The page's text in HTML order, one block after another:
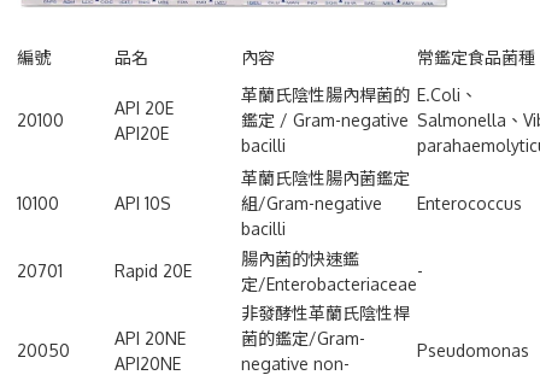
編號 品名 內容 常鑑定食品菌種
20100
API 20E
API20E
革蘭氏陰性腸內桿菌的
鑑定 / Gram-negative
bacilli
E.Coli、
Salmonella、
10100 API 10S
革蘭氏陰性腸內菌鑑定
組/Gram-negative
bacilli
Enterococcus
20701 Rapid 20E
腸內菌的快速鑑
定/Enterobacteriaceae
-
20050
API 20NE
API20NE
非發酵性革蘭氏陰性桿
菌的鑑定/Gram-
negative non-
Pseudomonas